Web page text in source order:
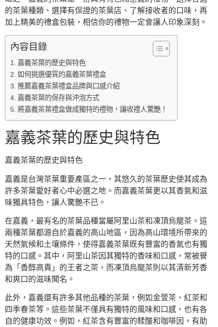
的茶葉種類、選擇有保證的茶葉店、了解接收者的口味，再
加上精美的禮盒包裝，相信你的禮物一定會讓人印象深刻。
內容目錄
嘉義茶葉的歷史與特色
如何挑選優質的嘉義茶葉禮盒
推薦嘉義茶葉禮盒品牌與口感介紹
嘉義茶葉的保存與沖泡方式
將嘉義茶葉禮盒做成獨特的禮物，讓收禮人驚艷！
嘉義茶葉的歷史與特色
嘉義茶葉的歷史與特色
嘉義是台灣茶葉重要產區之一，其悠久的茶葉歷史使其成為
許多茶葉愛好者心中必選之地。而嘉義茶葉更以其香氣和滋
味獨具特色，讓人驚艷不已。
在嘉義，最有名的茶葉品種當屬阿里山茶和凍頂烏龍茶。這
兩種茶葉都源自於嘉義的高山地區，因為高山環境所帶來的
天然氣候和土壤條件，使得嘉義茶葉既有豐富的香氣也有獨
特的口感。其中，阿里山茶因其獨特的香味和口感，常被譽
為「香醇高貴」的王者之茶，而凍頂烏龍茶則以其清新芳香
和爽口的滋味聞名。
此外，嘉義還有許多其他品種的茶葉，例如金萱茶、紅茶和
四季春茶等。這些茶葉不僅具有獨特的風味和口感，也有各
自的健康功效。例如，紅茶含有豐富的鞣酸和咖啡因，有助